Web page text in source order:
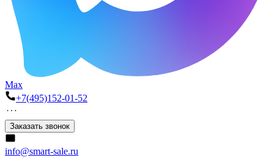
Max
+7(495)152-01-52
Заказать звонок
info@smart-sale.ru